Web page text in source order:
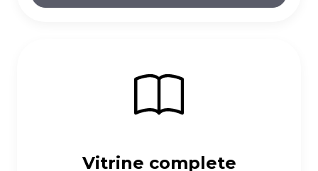
Vitrine complete